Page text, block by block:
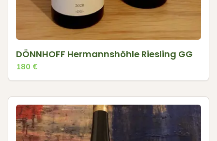
DÖNNHOFF Hermannshöhle Riesling GG
180 €